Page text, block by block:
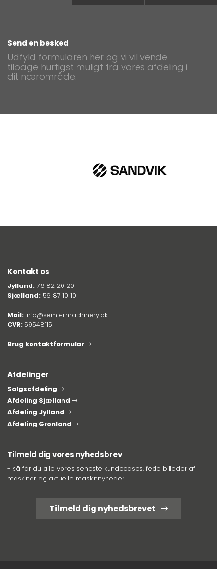
Send en besked
Udfyld formularen her og vi vil vende
tilbage hurtigst muligt fra vores afdeling i
dit nærområde.
Kontakt os
Jylland: 76 82 20 20
Sjælland: 56 87 10 10
Mail: info@semlermachinery.dk
CVR: 59548115
Brug kontaktformular
Afdelinger
Salgsafdeling
Afdeling Sjælland
Afdeling Jylland
Afdeling Grønland
Tilmeld dig vores nyhedsbrev
- så får du alle vores seneste kundecases, fede billeder af
maskiner og aktuelle maskinnyheder
Tilmeld dig nyhedsbrevet